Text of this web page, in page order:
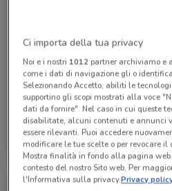
Eden Viaggi
Scade il 30/04
Ci importa della tua privacy
Noi e i nostri 1012partner archiviamo e
come i dati di navigazione gli o
Selezionando Accetto, abiliti le
supportino gli scopi mostrati alla voce
dati da fornire". Nel caso in cui queste
disabilitate, alcuni contenuti e annunci
essere rilevanti. Puoi accedere
modificare le tue scelte o per revocare
Mostra finalità in fondo alla pagina
contesto del nostro Sito web. Per
l'Informativa sulla privacy.Privacy